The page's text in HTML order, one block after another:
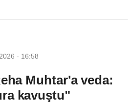
- 16:58
Muhtar'a veda:
kavuştu"